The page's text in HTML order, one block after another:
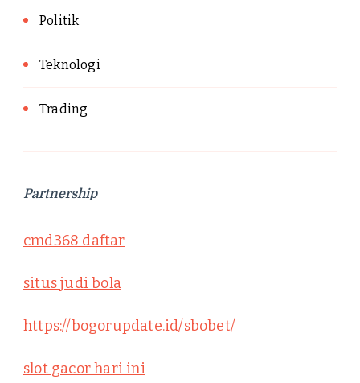
Politik
Teknologi
Trading
Partnership
cmd368 daftar
situs judi bola
https://bogorupdate.id/sbobet/
slot gacor hari ini